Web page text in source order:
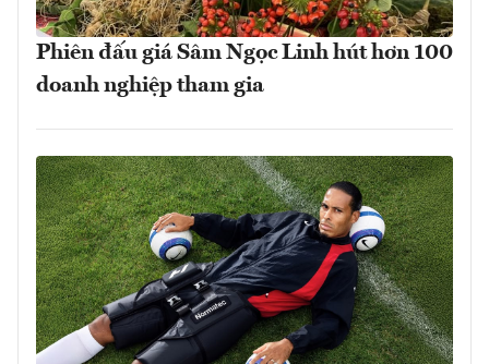
Phiên đấu giá Sâm Ngọc Linh hút hơn 100
doanh nghiệp tham gia